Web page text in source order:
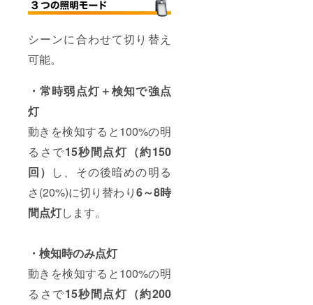
シーンに合わせて切り替え
可能。
・常時弱点灯＋検知で強点
灯
動きを検知すると100%の明
るさで15秒間点灯（約150
回） し、その後暗めの明る
さ(20%)に切り替わり6～8時
間点灯します。
・検知時のみ点灯
動きを検知すると100%の明
るさで15秒間点灯（約200